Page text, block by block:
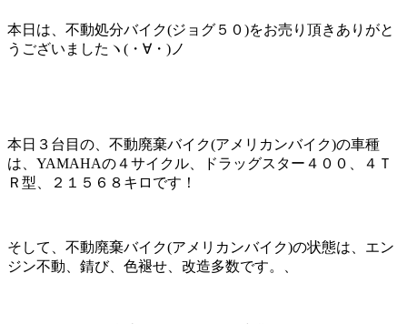
本日は、不動処分バイク(ジョグ５０)をお売り頂きありがと
うございましたヽ(・∀・)ノ
本日３台目の、不動廃棄バイク(アメリカンバイク)の車種
は、YAMAHAの４サイクル、ドラッグスター４００、４Ｔ
Ｒ型、２１５６８キロです！
そして、不動廃棄バイク(アメリカンバイク)の状態は、エン
ジン不動、錆び、色褪せ、改造多数です。、